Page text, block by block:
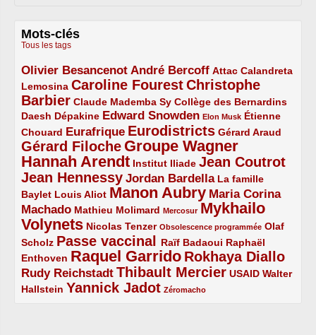
Mots-clés
Tous les tags
Olivier Besancenot
3/5 André Bercoff
3/5 Attac
2/5
Calandreta
Lemosina
2/5 Caroline Fourest
4/5
Christophe
Barbier
4/5 Claude Mademba Sy
2/5 Collège des Bernardins
2/5
Daesh
2/5 Dépakine
2/5 Edward Snowden
3/5 Elon Musk
1/5
Étienne
Chouard
2/5 Eurafrique
3/5 Eurodistricts
4/5 Gérard Araud
2/5
Gérard Filoche
4/5 Groupe Wagner
5/5
Hannah Arendt
5/5 Institut Iliade
2/5 Jean Coutrot
4/5
Jean Hennessy
4/5 Jordan Bardella
3/5
La famille
Baylet
2/5 Louis Aliot
2/5 Manon Aubry
5/5
Maria Corina
Machado
3/5 Mathieu Molimard
2/5 Mercosur
1/5
Mykhailo
Volynets
5/5 Nicolas Tenzer
2/5 Obsolescence programmée
1/5
Olaf
Scholz
2/5 Passe vaccinal
4/5 Raïf Badaoui
2/5
Raphaël
Enthoven
2/5 Raquel Garrido
5/5 Rokhaya Diallo
4/5
Rudy Reichstadt
3/5 Thibault Mercier
4/5 USAID
2/5
Walter
Hallstein
2/5 Yannick Jadot
4/5 Zéromacho
1/5